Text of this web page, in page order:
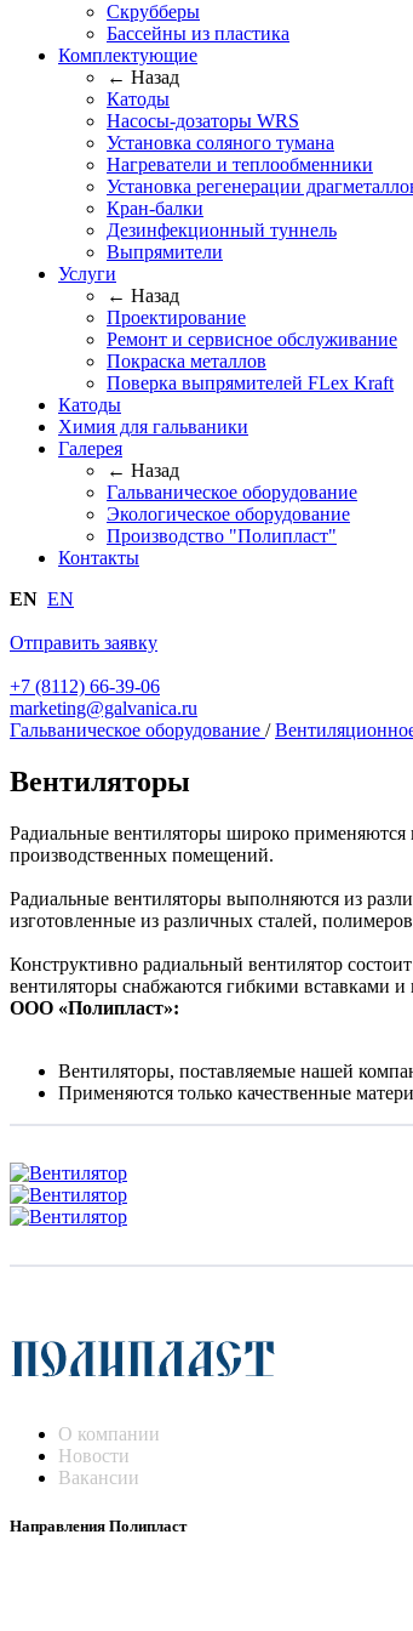
Скрубберы
Бассейны из пластика
Комплектующие
← Назад
Катоды
Насосы-дозаторы WRS
Установка соляного тумана
Нагреватели и теплообменники
Установка регенерации
Кран-балки
Дезинфекционный туннель
Выпрямители
Услуги
← Назад
Проектирование
Ремонт и сервисное обслуживание
Покраска металлов
Поверка выпрямителей FLex Kraft
Катоды
Химия для гальваники
Галерея
← Назад
Гальваническое оборудование
Экологическое оборудование
Производство "Полипласт"
Контакты
EN EN
Отправить заявку
+7 (8112) 66-39-06
marketing@galvanica.ru
Гальваническое оборудование /
Вентиляторы
Радиальные вентиляторы широко применяются
производственных помещений.
Радиальные вентиляторы выполняются из
изготовленные из различных сталей,
Конструктивно радиальный вентилятор
вентиляторы снабжаются гибкими вставками
ООО «Полипласт»:
Вентиляторы, поставляемые нашей
Применяются только качественные
О компании
Новости
Вакансии
Направления Полипласт